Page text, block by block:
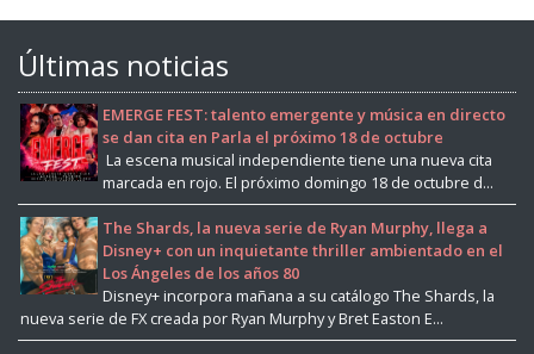
Últimas noticias
EMERGE FEST: talento emergente y música en directo
se dan cita en Parla el próximo 18 de octubre
La escena musical independiente tiene una nueva cita
marcada en rojo. El próximo domingo 18 de octubre d...
The Shards, la nueva serie de Ryan Murphy, llega a
Disney+ con un inquietante thriller ambientado en el
Los Ángeles de los años 80
Disney+ incorpora mañana a su catálogo The Shards, la
nueva serie de FX creada por Ryan Murphy y Bret Easton E...